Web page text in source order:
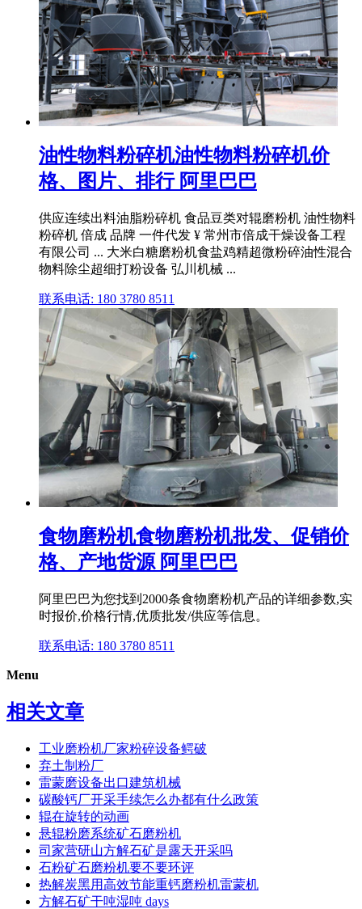
油性物料粉碎机油性物料粉碎机价
格、图片、排行 阿里巴巴
供应连续出料油脂粉碎机 食品豆类对辊磨粉机 油性物料
粉碎机 倍成 品牌 一件代发 ¥ 常州市倍成干燥设备工程
有限公司 ... 大米白糖磨粉机食盐鸡精超微粉碎油性混合
物料除尘超细打粉设备 弘川机械 ...
联系电话: 180 3780 8511
食物磨粉机食物磨粉机批发、促销价
格、产地货源 阿里巴巴
阿里巴巴为您找到2000条食物磨粉机产品的详细参数,实
时报价,价格行情,优质批发/供应等信息。
联系电话: 180 3780 8511
Menu
相关文章
工业磨粉机厂家粉碎设备鳄破
弃土制粉厂
雷蒙磨设备出口建筑机械
碳酸钙厂开采手续怎么办都有什么政策
辊在旋转的动画
悬辊粉磨系统矿石磨粉机
司家营研山方解石矿是露天开采吗
石粉矿石磨粉机要不要环评
热解炭黑用高效节能重钙磨粉机雷蒙机
方解石矿干吨湿吨 days